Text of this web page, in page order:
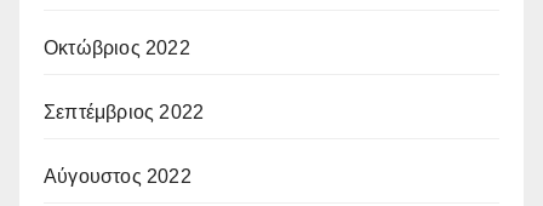
Οκτώβριος 2022
Σεπτέμβριος 2022
Αύγουστος 2022